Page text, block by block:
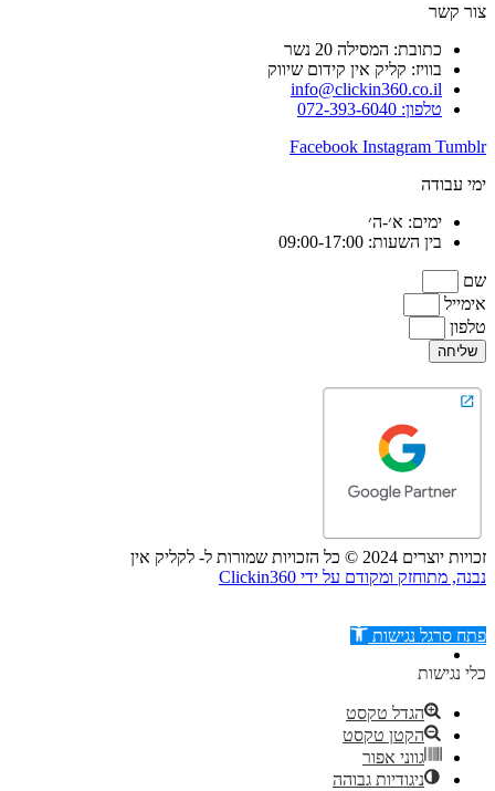
צור קשר
כתובת: המסילה 20 נשר
בוויז: קליק אין קידום שיווק
info@clickin360.co.il
טלפון: 072-393-6040
Facebook Instagram Tumblr
ימי עבודה
ימים: א׳-ה׳
בין השעות: 09:00-17:00
שם
אימייל
טלפון
שליחה
זכויות יוצרים 2024 © כל הזכויות שמורות ל- לקליק אין
נבנה, מתוחזק ומקודם על ידי Clickin360
דילוג לתוכן
פתח סרגל נגישות
כלי נגישות
הגדל טקסט
הקטן טקסט
גווני אפור
ניגודיות גבוהה